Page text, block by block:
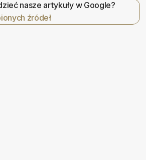
nasze artykuły w Google?
źródeł